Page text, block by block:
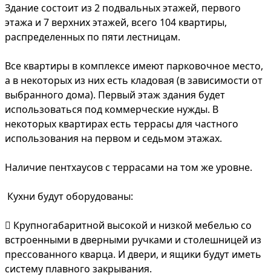
Здание состоит из 2 подвальных этажей, первого
этажа и 7 верхних этажей, всего 104 квартиры,
распределенных по пяти лестницам.
Все квартиры в комплексе имеют парковочное место,
а в некоторых из них есть кладовая (в зависимости от
выбранного дома). Первый этаж здания будет
использоваться под коммерческие нужды. В
некоторых квартирах есть террасы для частного
использования на первом и седьмом этажах.
Наличие пентхаусов с террасами на том же уровне.
Кухни будут оборудованы:
 Крупногабаритной высокой и низкой мебелью со
встроенными в дверными ручками и столешницей из
прессованного кварца. И двери, и ящики будут иметь
систему плавного закрывания.